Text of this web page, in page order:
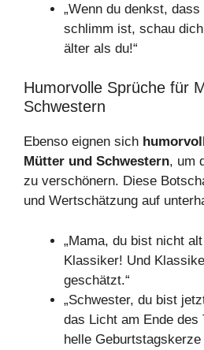
„Wenn du denkst,
schlimm ist, schau
älter als du!“
Humorvolle Sprüche für
Schwestern
Ebenso eignen sich
Mütter und Schwestern, um
zu verschönern. Diese
und Wertschätzung auf
„Mama, du bist nicht
Klassiker! Und
geschätzt.“
„Schwester, du bist
das Licht am Ende des
helle Geburtstagskerze